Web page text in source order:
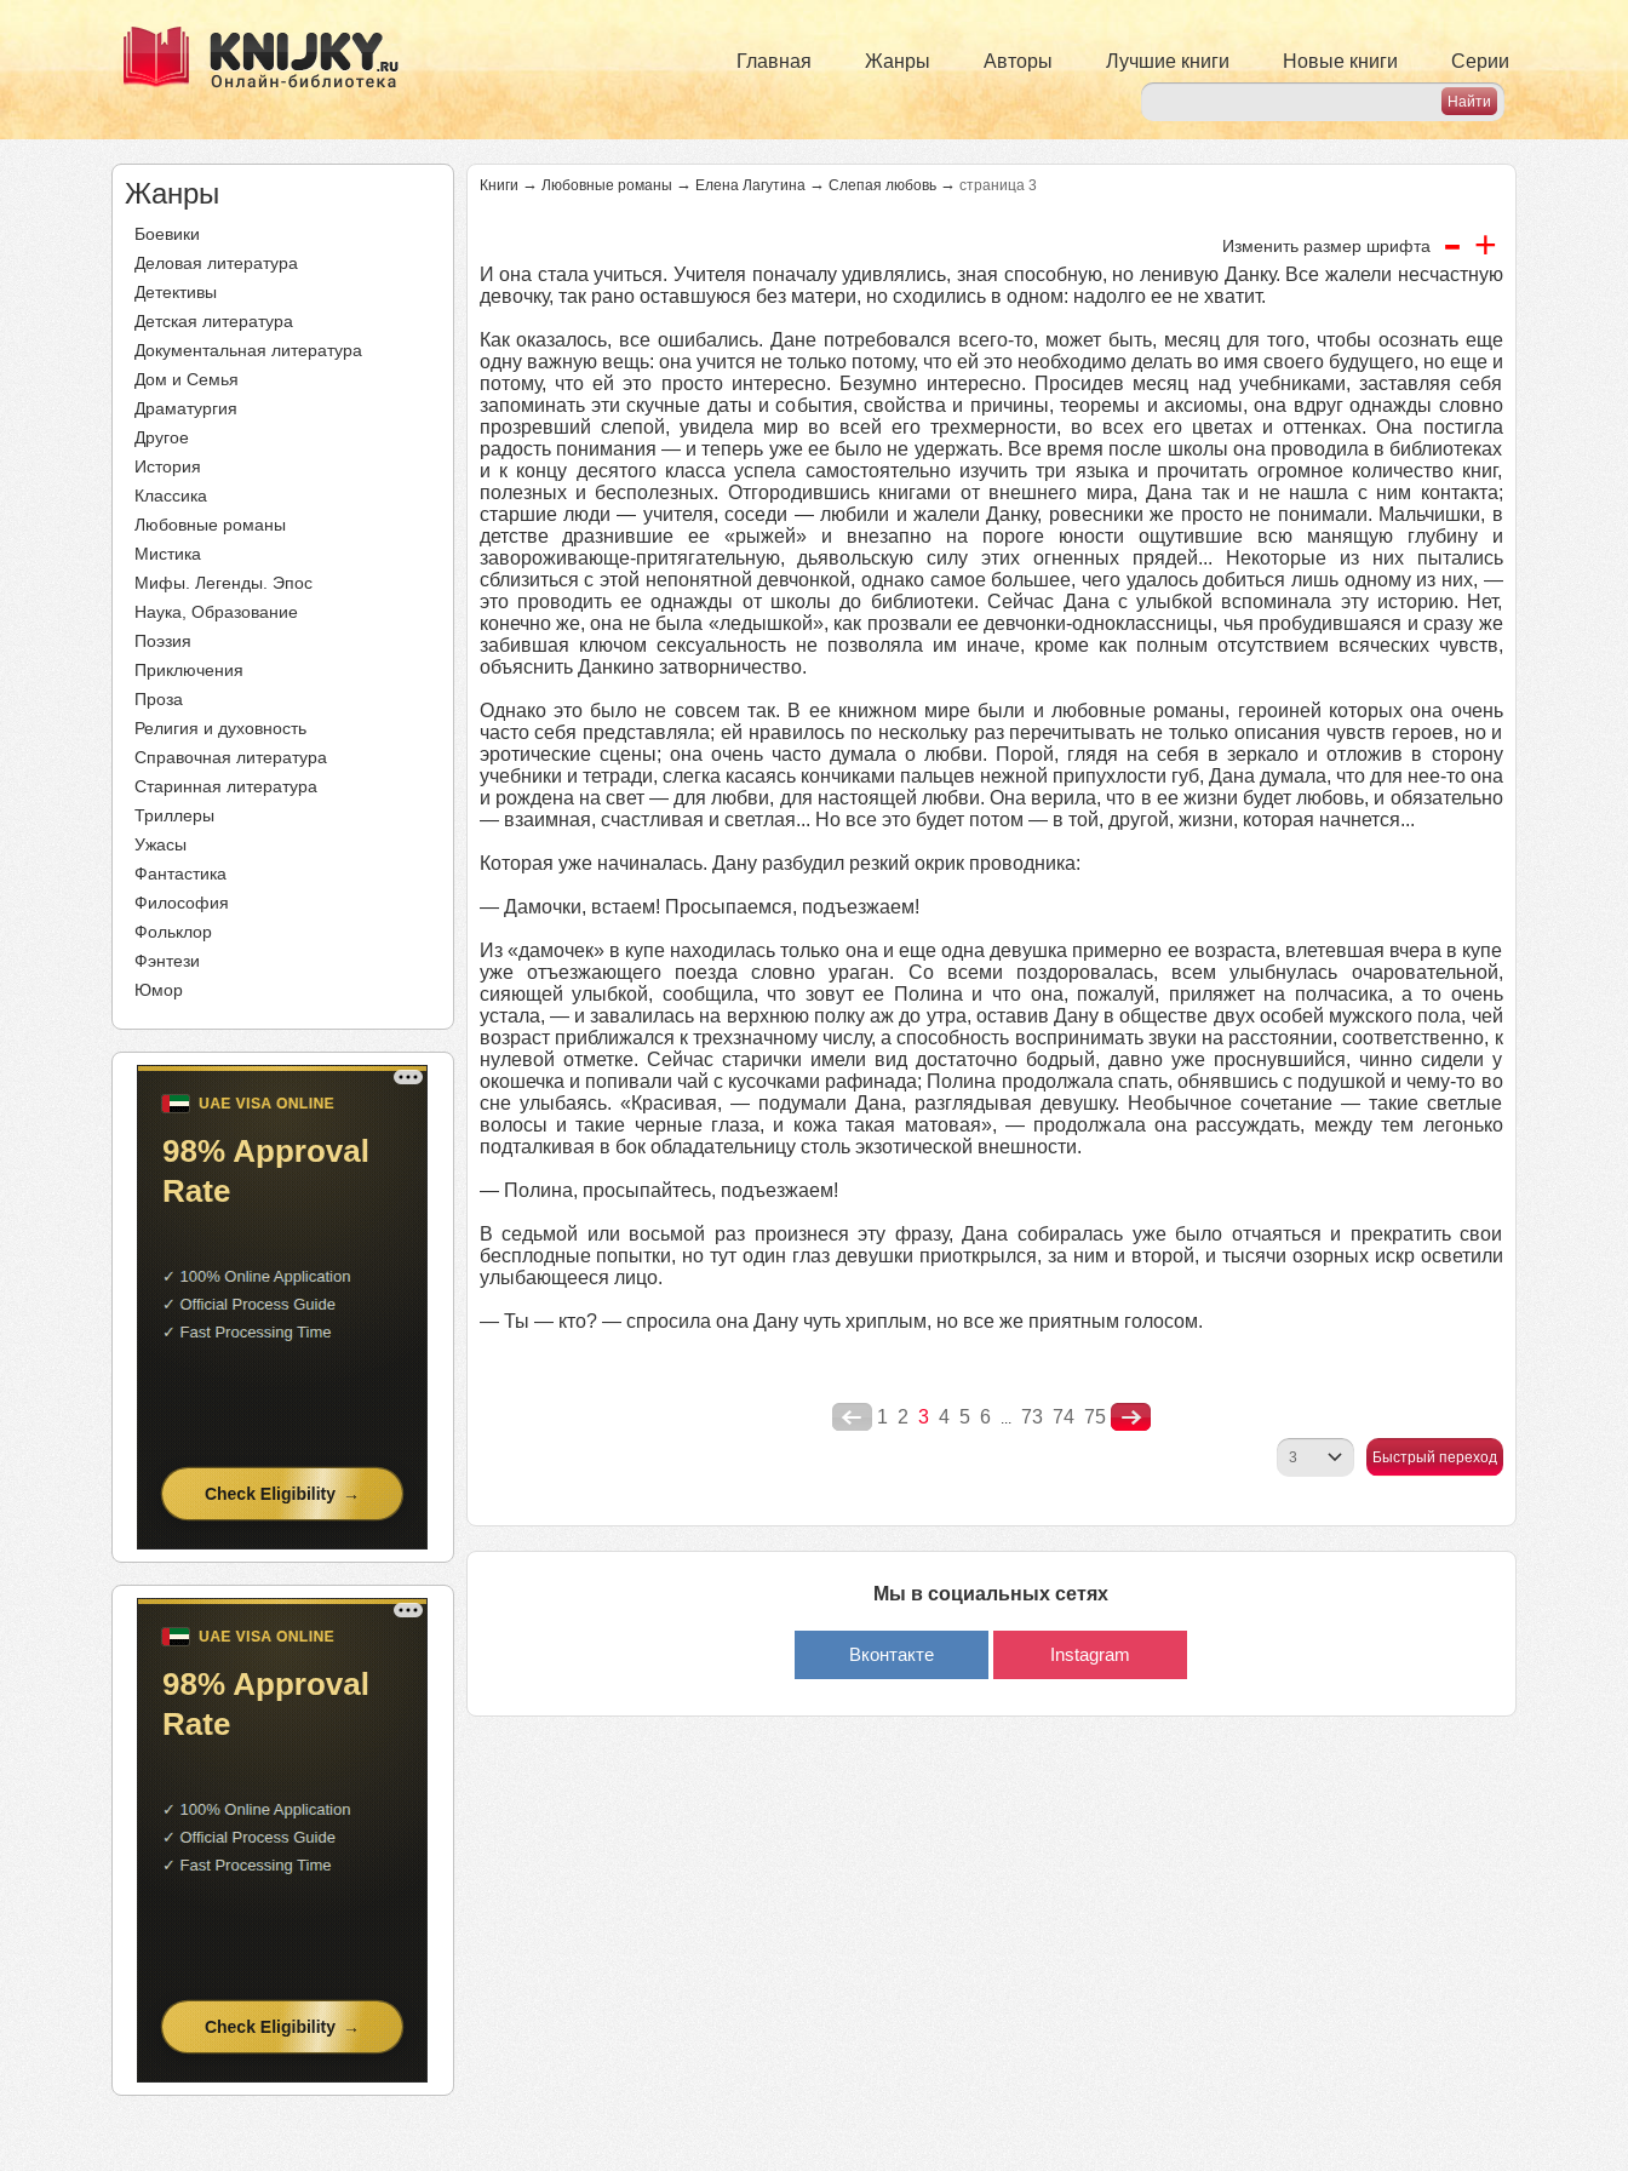
Главная Жанры Авторы Лучшие книги Новые книги Серии
Жанры
Боевики
Деловая литература
Детективы
Детская литература
Документальная литература
Дом и Семья
Драматургия
Другое
История
Классика
Любовные романы
Мистика
Мифы. Легенды. Эпос
Наука, Образование
Поэзия
Приключения
Проза
Религия и духовность
Справочная литература
Старинная литература
Триллеры
Ужасы
Фантастика
Философия
Фольклор
Фэнтези
Юмор
Книги → Любовные романы → Елена Лагутина → Слепая любовь → страница 3
Изменить размер шрифта - +
И она стала учиться. Учителя поначалу удивлялись, зная способную, но ленивую Данку. Все жалели несчастную
девочку, так рано оставшуюся без матери, но сходились в одном: надолго ее не хватит.
Как оказалось, все ошибались. Дане потребовался всего-то, может быть, месяц для того, чтобы осознать еще
одну важную вещь: она учится не только потому, что ей это необходимо делать во имя своего будущего, но еще и
потому, что ей это просто интересно. Безумно интересно. Просидев месяц над учебниками, заставляя себя
запоминать эти скучные даты и события, свойства и причины, теоремы и аксиомы, она вдруг однажды словно
прозревший слепой, увидела мир во всей его трехмерности, во всех его цветах и оттенках. Она постигла
радость понимания — и теперь уже ее было не удержать. Все время после школы она проводила в библиотеках
и к концу десятого класса успела самостоятельно изучить три языка и прочитать огромное количество книг,
полезных и бесполезных. Отгородившись книгами от внешнего мира, Дана так и не нашла с ним контакта;
старшие люди — учителя, соседи — любили и жалели Данку, ровесники же просто не понимали. Мальчишки, в
детстве дразнившие ее «рыжей» и внезапно на пороге юности ощутившие всю манящую глубину и
завороживающе-притягательную, дьявольскую силу этих огненных прядей... Некоторые из них пытались
сблизиться с этой непонятной девчонкой, однако самое большее, чего удалось добиться лишь одному из них, —
это проводить ее однажды от школы до библиотеки. Сейчас Дана с улыбкой вспоминала эту историю. Нет,
конечно же, она не была «ледышкой», как прозвали ее девчонки-одноклассницы, чья пробудившаяся и сразу же
забившая ключом сексуальность не позволяла им иначе, кроме как полным отсутствием всяческих чувств,
объяснить Данкино затворничество.
Однако это было не совсем так. В ее книжном мире были и любовные романы, героиней которых она очень
часто себя представляла; ей нравилось по нескольку раз перечитывать не только описания чувств героев, но и
эротические сцены; она очень часто думала о любви. Порой, глядя на себя в зеркало и отложив в сторону
учебники и тетради, слегка касаясь кончиками пальцев нежной припухлости губ, Дана думала, что для нее-то она
и рождена на свет — для любви, для настоящей любви. Она верила, что в ее жизни будет любовь, и обязательно
— взаимная, счастливая и светлая... Но все это будет потом — в той, другой, жизни, которая начнется...
Которая уже начиналась. Дану разбудил резкий окрик проводника:
— Дамочки, встаем! Просыпаемся, подъезжаем!
Из «дамочек» в купе находилась только она и еще одна девушка примерно ее возраста, влетевшая вчера в купе
уже отъезжающего поезда словно ураган. Со всеми поздоровалась, всем улыбнулась очаровательной,
сияющей улыбкой, сообщила, что зовут ее Полина и что она, пожалуй, приляжет на полчасика, а то очень
устала, — и завалилась на верхнюю полку аж до утра, оставив Дану в обществе двух особей мужского пола, чей
возраст приближался к трехзначному числу, а способность воспринимать звуки на расстоянии, соответственно, к
нулевой отметке. Сейчас старички имели вид достаточно бодрый, давно уже проснувшийся, чинно сидели у
окошечка и попивали чай с кусочками рафинада; Полина продолжала спать, обнявшись с подушкой и чему-то во
сне улыбаясь. «Красивая, — подумали Дана, разглядывая девушку. Необычное сочетание — такие светлые
волосы и такие черные глаза, и кожа такая матовая», — продолжала она рассуждать, между тем легонько
подталкивая в бок обладательницу столь экзотической внешности.
— Полина, просыпайтесь, подъезжаем!
В седьмой или восьмой раз произнеся эту фразу, Дана собиралась уже было отчаяться и прекратить свои
бесплодные попытки, но тут один глаз девушки приоткрылся, за ним и второй, и тысячи озорных искр осветили
улыбающееся лицо.
— Ты — кто? — спросила она Дану чуть хриплым, но все же приятным голосом.
1 2 3 4 5 6 ... 73 74 75
Быстрый переход
Мы в социальных сетях
Вконтакте Instagram